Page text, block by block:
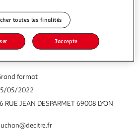
format
05/2022
RUE JEAN DESPARMET 69008 LYON
toutes les finalités
J'accepte